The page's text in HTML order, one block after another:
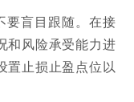
要盲目跟随。在接
和风险承受能力进
置止损止盈点位以